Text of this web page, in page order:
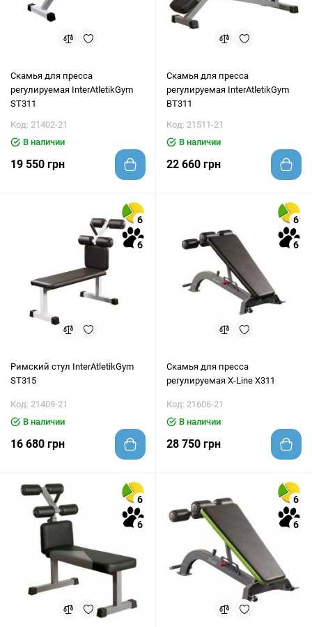
Скамья для пресса
регулируемая InterAtletikGym
ST311
Код: 21402-21
В наличии
19 550 грн
Скамья для пресса
регулируемая InterAtletikGym
BT311
Код: 21511-21
В наличии
22 660 грн
6
6
Римский стул InterAtletikGym
ST315
Код: 21409-21
В наличии
16 680 грн
6
6
Скамья для пресса
регулируемая X-Line X311
Код: 21606-21
В наличии
28 750 грн
6
6
6
6